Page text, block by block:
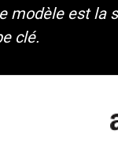
modèle est la
clé.